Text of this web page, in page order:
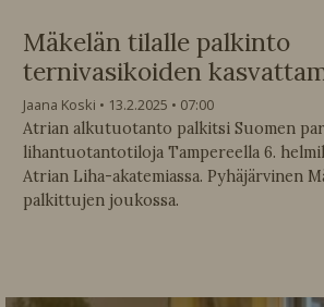
Mäkelän tilalle palkinto
ternivasikoiden
Jaana Koski 13.2.2025
07:00
Atrian alkutuotanto palkitsi Suomen
lihantuotantotiloja Tampereella 6.
Atrian Liha-akatemiassa. Pyhäjärvinen
palkittujen joukossa.